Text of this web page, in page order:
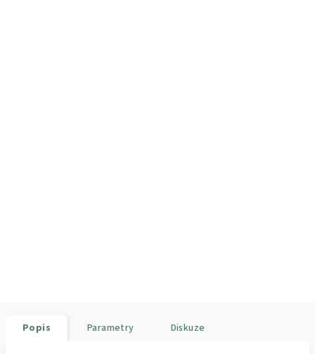
Popis Parametry Diskuze